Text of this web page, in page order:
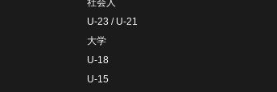
社会人
U-23 / U-21
大学
U-18
U-15